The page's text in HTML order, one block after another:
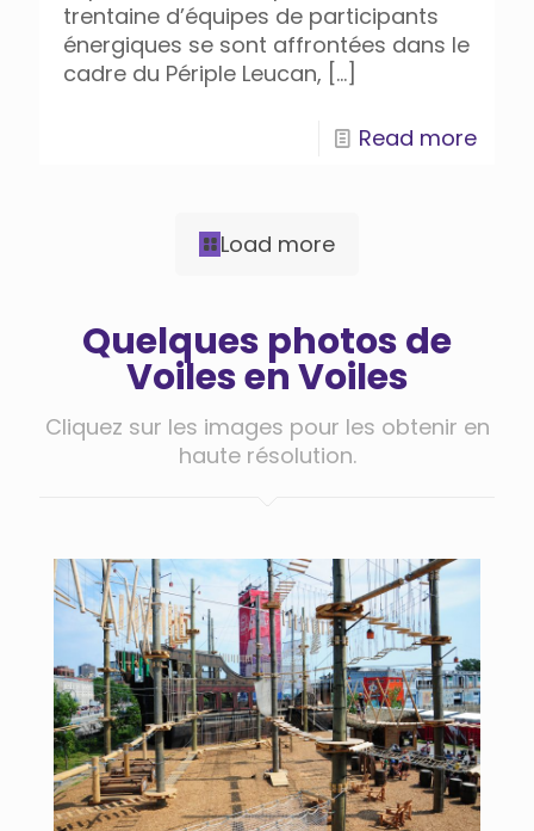
trentaine d’équipes de participants
énergiques se sont affrontées dans le
cadre du Périple Leucan, […]
Read more
Load more
Quelques photos de
Voiles en Voiles
Cliquez sur les images pour les obtenir en
haute résolution.